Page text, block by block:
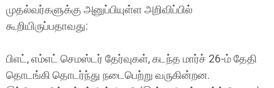
முதல்வர்களுக்கு அனுப்பியுள்ள அறிவிப்பில்
கூறியிருப்பதாவது:
பிஎட், எம்எட் செமஸ்டர் தேர்வுகள், கடந்த மார்ச் 26-ம் தேதி
தொடங்கி தொடர்ந்து நடைபெற்று வருகின்றன.